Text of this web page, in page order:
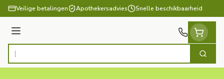
Ga naar de inhoud
Veilige betalingen Apothekersadvies Snelle beschikbaarheid
Menu
Product, merk, categorie... Zoek